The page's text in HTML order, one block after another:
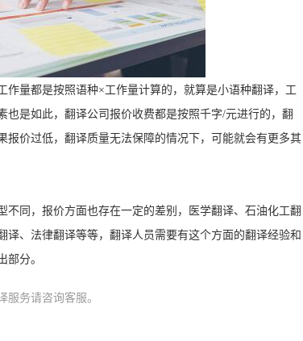
量都是按照语种×工作量计算的，就算是小语种翻译，工
也是如此，翻译公司报价收费都是按照千字/元进行的，翻
价过低，翻译质量无法保障的情况下，可能就会有更多其
同，报价方面也存在一定的差别，医学翻译、石油化工翻
、法律翻译等等，翻译人员需要有这个方面的翻译经验和
部分。
务请咨询客服。